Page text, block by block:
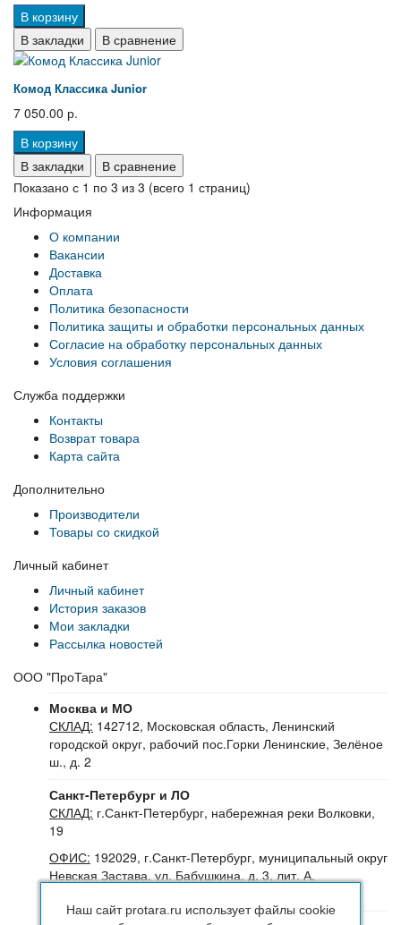
В корзину
В закладки
В сравнение
Комод Классика Junior
7 050.00 р.
В корзину
В закладки
В сравнение
Показано с 1 по 3 из 3 (всего 1 страниц)
Информация
О компании
Вакансии
Доставка
Оплата
Политика безопасности
Политика защиты и обработки персональных данных
Согласие на обработку персональных данных
Условия соглашения
Служба поддержки
Контакты
Возврат товара
Карта сайта
Дополнительно
Производители
Товары со скидкой
Личный кабинет
Личный кабинет
История заказов
Мои закладки
Рассылка новостей
ООО "ПроТара"
Москва и МО
СКЛАД: 142712, Московская область, Ленинский
городской округ, рабочий пос.Горки Ленинские, Зелёное
ш., д. 2
Санкт-Петербург и ЛО
СКЛАД: г.Санкт-Петербург, набережная реки Волковки,
19
ОФИС: 192029, г.Санкт-Петербург, муниципальный округ
Невская Застава, ул. Бабушкина, д. 3, лит. А,
Наш сайт protara.ru использует файлы cookie